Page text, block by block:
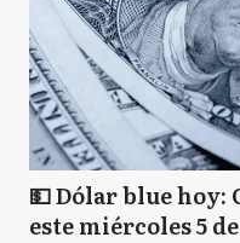
💵 Dólar blue hoy:
este miércoles 5